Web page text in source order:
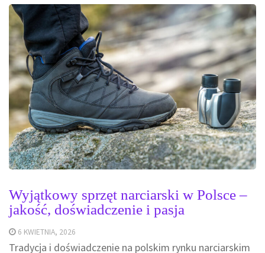
Wyjątkowy sprzęt narciarski w Polsce –
jakość, doświadczenie i pasja
6 KWIETNIA, 2026
Tradycja i doświadczenie na polskim rynku narciarskim